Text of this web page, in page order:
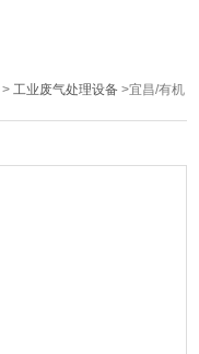
>工业废气处理设备 >宜昌/有机